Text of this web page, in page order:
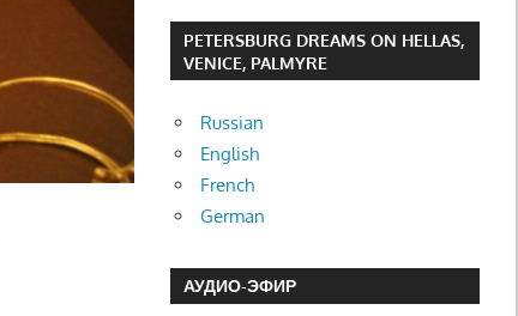
PETERSBURG DREAMS ON HELLAS,
VENICE, PALMYRE
Russian
English
French
German
АУДИО-ЭФИР